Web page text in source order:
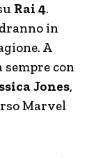
Rai 4.
in
A
con
Jones,
Marvel